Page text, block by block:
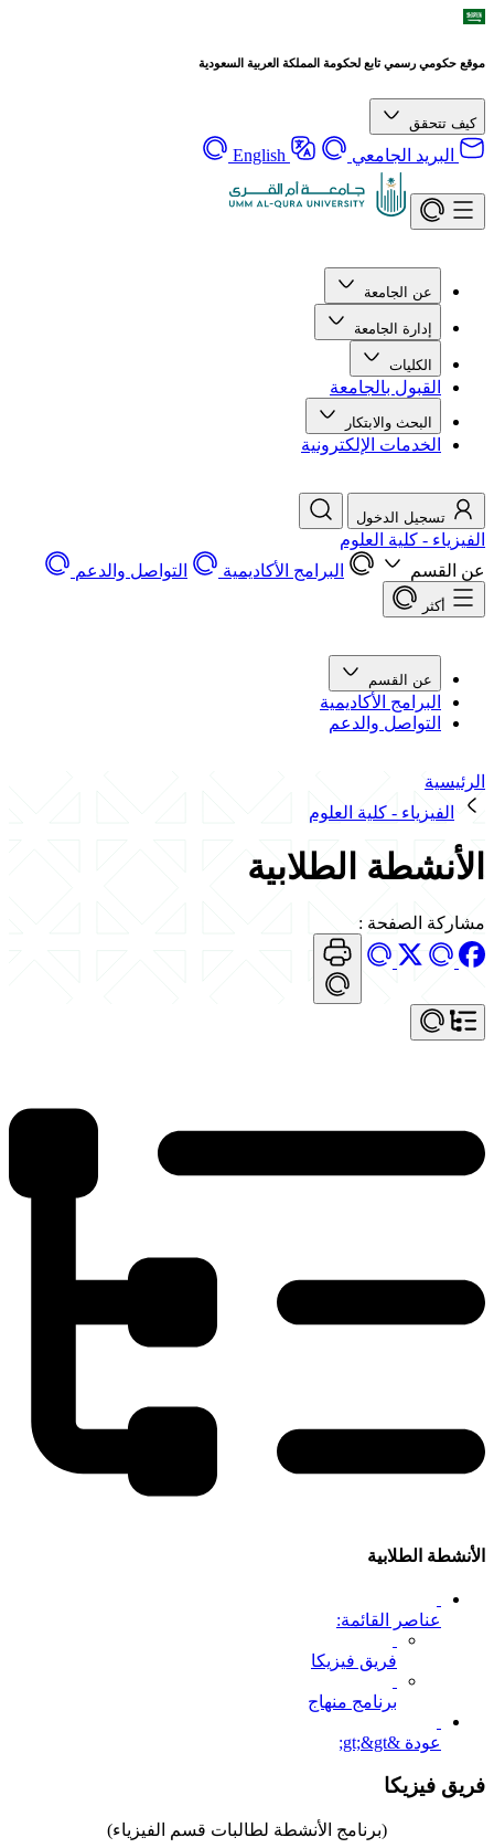
موقع حكومي رسمي تابع لحكومة المملكة العربية السعودية
كيف تتحقق
البريد الجامعي English
عن الجامعة
إدارة الجامعة
الكليات
القبول بالجامعة
البحث والابتكار
الخدمات الإلكترونية
تسجيل الدخول
الفيزياء - كلية العلوم
عن القسم
البرامج الأكاديمية التواصل والدعم
أكثر
عن القسم
البرامج الأكاديمية
التواصل والدعم
الرئيسية
الفيزياء - كلية العلوم
الأنشطة الطلابية
مشاركة الصفحة :
الأنشطة الطلابية
عناصر القائمة:
فريق فيزيكا
برنامج منهاج
عودة &gt;&gt;
فريق فيزيكا
(برنامج الأنشطة لطالبات قسم الفيزياء)